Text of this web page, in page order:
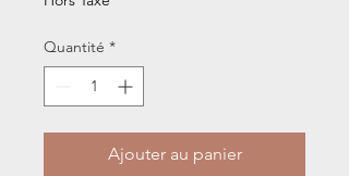
Quantité *
Ajouter au panier